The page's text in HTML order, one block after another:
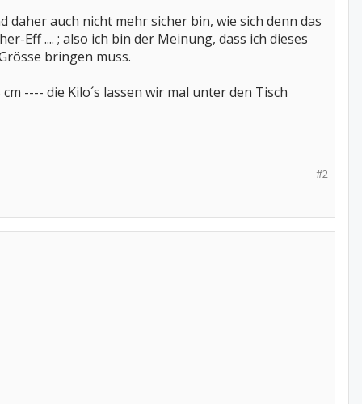
auch nicht mehr sicher bin, wie sich denn das
Eff .... ; also ich bin der Meinung, dass ich dieses
bringen muss.
---- die Kilo´s lassen wir mal unter den Tisch
#2